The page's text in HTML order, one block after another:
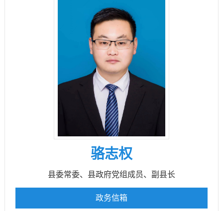
骆志权
县委常委、县政府党组成员、副县长
政务信箱